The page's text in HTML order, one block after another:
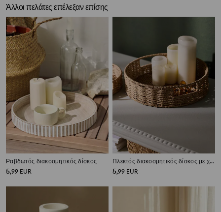
Άλλοι πελάτες επέλεξαν επίσης
Ραβδωτός διακοσμητικός δίσκος
5,99 EUR
Πλεκτός διακοσμητικός δίσκος με χερούλια
5,99 EUR